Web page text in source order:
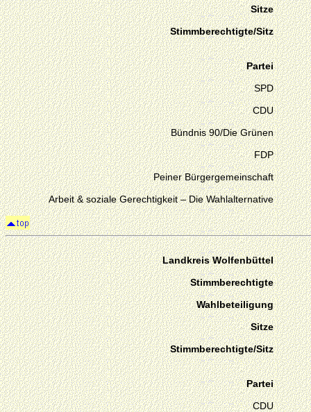
Sitze
Stimmberechtigte/Sitz
Partei
SPD
CDU
Bündnis 90/Die Grünen
FDP
Peiner Bürgergemeinschaft
Arbeit & soziale Gerechtigkeit – Die Wahlalternative
Landkreis Wolfenbüttel
Stimmberechtigte
Wahlbeteiligung
Sitze
Stimmberechtigte/Sitz
Partei
CDU